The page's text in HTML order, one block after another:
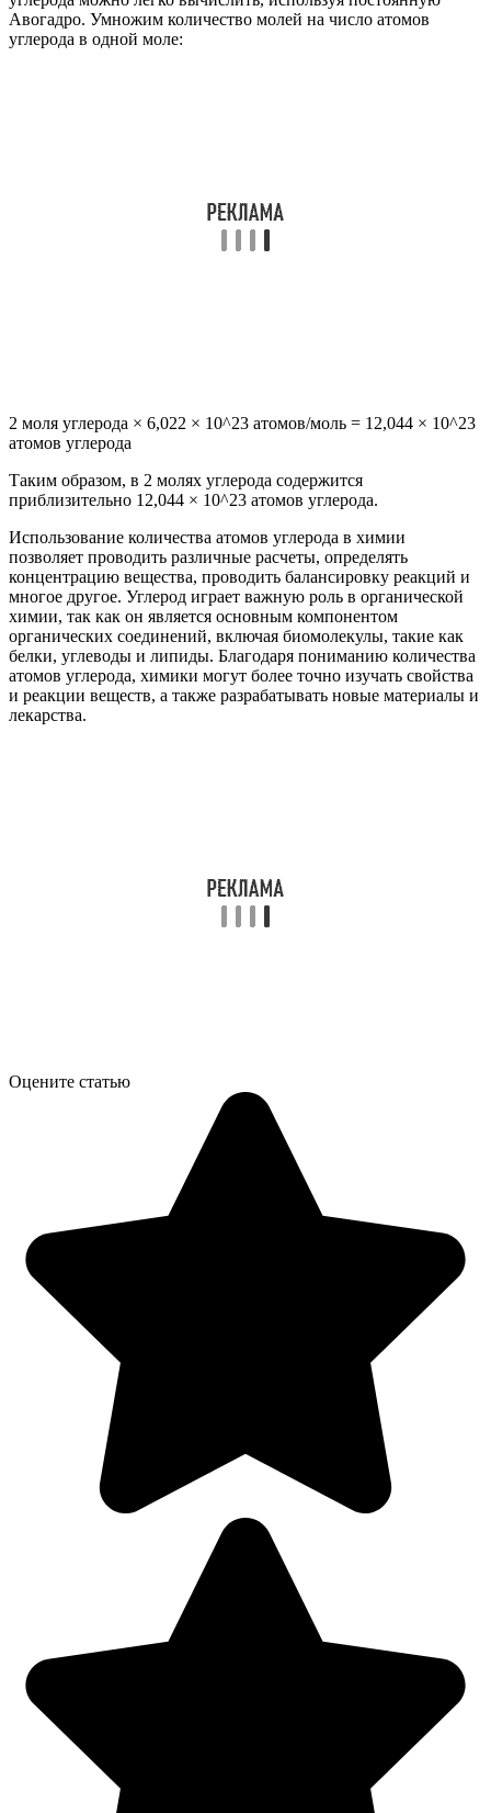
Авогадро. Умножим количество молей на число атомов
углерода в одной моле:
2 моля углерода × 6,022 × 10^23 атомов/моль = 12,044 × 10^23
атомов углерода
Таким образом, в 2 молях углерода содержится
приблизительно 12,044 × 10^23 атомов углерода.
Использование количества атомов углерода в химии
позволяет проводить различные расчеты, определять
концентрацию вещества, проводить балансировку реакций и
многое другое. Углерод играет важную роль в органической
химии, так как он является основным компонентом
органических соединений, включая биомолекулы, такие как
белки, углеводы и липиды. Благодаря пониманию количества
атомов углерода, химики могут более точно изучать свойства
и реакции веществ, а также разрабатывать новые материалы и
лекарства.
Оцените статью